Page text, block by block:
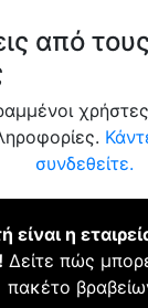
από
συνδεθείτε.
είναι η
Δείτε πώς
πακέτο